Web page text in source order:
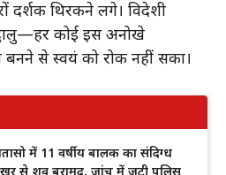
दर्शक थिरकने लगे। विदेशी
कोई इस अनोखे
से स्वयं को रोक नहीं सका।
में 11 वर्षीय बालक का संदिग्ध